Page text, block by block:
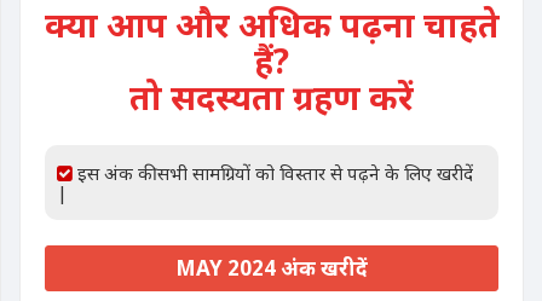
क्या आप और अधिक पढ़ना चाहते
हैं?
तो सदस्यता ग्रहण करें
इस अंक की सभी सामग्रियों को विस्तार से पढ़ने के लिए खरीदें
|
MAY 2024 अंक खरीदें